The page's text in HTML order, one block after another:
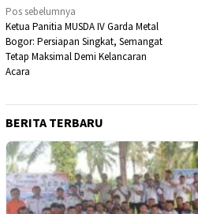
Navigasi
pos
Pos sebelumnya
Ketua Panitia MUSDA IV Garda Metal
Bogor: Persiapan Singkat, Semangat
Tetap Maksimal Demi Kelancaran
Acara
BERITA TERBARU